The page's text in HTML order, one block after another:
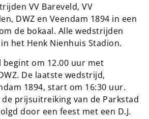
VV Bareveld, VV
DWZ en Veendam 1894 in een
de bokaal. Alle wedstrijden
het Henk Nienhuis Stadion.
begint om 12.00 uur met
De laatste wedstrijd,
1894, start om 16:30 uur.
prijsuitreiking van de Parkstad
door een feest met een D.J.